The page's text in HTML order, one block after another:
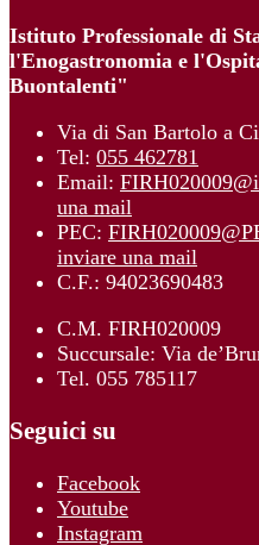
Istituto Professionale di
l'Enogastronomia e
Buontalenti"
Via di San Bartolo a
Tel: 055 462781
Email:
una mail
PEC:
inviare una mail
C.F.: 94023690483
C.M. FIRH020009
Succursale: Via
Tel. 055 785117
Seguici su
Facebook
Youtube
Instagram